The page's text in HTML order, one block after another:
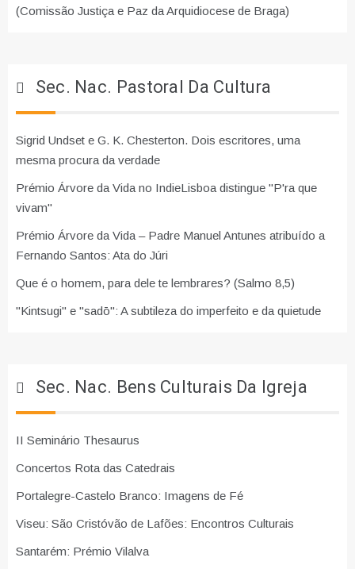
(Comissão Justiça e Paz da Arquidiocese de Braga)
Sec. Nac. Pastoral Da Cultura
Sigrid Undset e G. K. Chesterton. Dois escritores, uma
mesma procura da verdade
Prémio Árvore da Vida no IndieLisboa distingue "P'ra que
vivam"
Prémio Árvore da Vida – Padre Manuel Antunes atribuído a
Fernando Santos: Ata do Júri
Que é o homem, para dele te lembrares? (Salmo 8,5)
"Kintsugi" e "sadō": A subtileza do imperfeito e da quietude
Sec. Nac. Bens Culturais Da Igreja
II Seminário Thesaurus
Concertos Rota das Catedrais
Portalegre-Castelo Branco: Imagens de Fé
Viseu: São Cristóvão de Lafões: Encontros Culturais
Santarém: Prémio Vilalva